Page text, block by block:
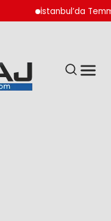
İstanbul’da